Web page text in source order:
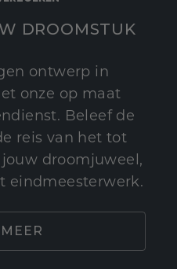
DROOMSTUK
ontwerp in
onze op maat
Beleef de
reis van het tot
droomjuweel,
eindmeesterwerk.